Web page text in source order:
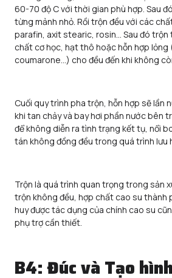
60-70 độ C với thời gian phù hợp. Sau
từng mảnh nhỏ. Rồi trộn đều với các
parafin, axit stearic, rosin… Sau đó trộn
chất cơ học, hạt thô hoặc hỗn hợp lỏng
coumarone…) cho đều đến khi không
Cuối quy trình pha trộn, hỗn hợp sẽ lần
khi tan chảy và bay hơi phần nước bên
để không diễn ra tình trạng kết tụ, nổi
tán không đồng đều trong quá trình lưu
Trộn là quá trình quan trọng trong sản
trộn không đều, hợp chất cao su thành
huy được tác dụng của chính cao su
phụ trợ cần thiết.
B4: Đúc và Tạo hình